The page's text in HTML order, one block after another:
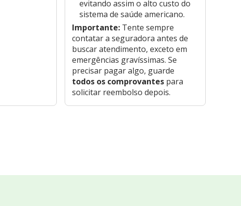
evitando assim o alto custo do
sistema de saúde americano.
Importante: Tente sempre
contatar a seguradora antes de
buscar atendimento, exceto em
emergências gravíssimas. Se
precisar pagar algo, guarde
todos os comprovantes para
solicitar reembolso depois.